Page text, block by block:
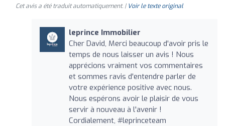
Cet avis a été traduit automatiquement. | Voir le texte original
leprince Immobilier
Cher David, Merci beaucoup d'avoir pris le
temps de nous laisser un avis ! Nous
apprécions vraiment vos commentaires
et sommes ravis d'entendre parler de
votre expérience positive avec nous.
Nous espérons avoir le plaisir de vous
servir à nouveau à l'avenir !
Cordialement, #leprinceteam